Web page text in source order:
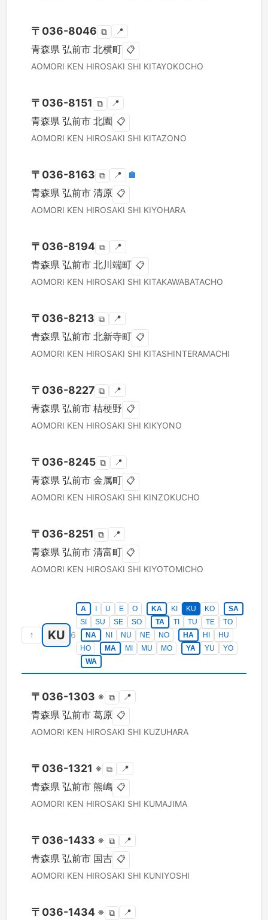
〒 036-8046 ⧉ 📍
青森県 弘前市 北横町 📋
AOMORI KEN HIROSAKI SHI KITAYOKOCHO
〒 036-8151 ⧉ 📍
青森県 弘前市 北園 📋
AOMORI KEN HIROSAKI SHI KITAZONO
〒 036-8163 ⧉ 📍 🏣
青森県 弘前市 清原 📋
AOMORI KEN HIROSAKI SHI KIYOHARA
〒 036-8194 ⧉ 📍
青森県 弘前市 北川端町 📋
AOMORI KEN HIROSAKI SHI KITAKAWABATACHO
〒 036-8213 ⧉ 📍
青森県 弘前市 北新寺町 📋
AOMORI KEN HIROSAKI SHI KITASHINTERAMACHI
〒 036-8227 ⧉ 📍
青森県 弘前市 桔梗野 📋
AOMORI KEN HIROSAKI SHI KIKYONO
〒 036-8245 ⧉ 📍
青森県 弘前市 金属町 📋
AOMORI KEN HIROSAKI SHI KINZOKUCHO
〒 036-8251 ⧉ 📍
青森県 弘前市 清富町 📋
AOMORI KEN HIROSAKI SHI KIYOTOMICHO
↑ KU 6
A U E O KA KI KU KO
SA
SI
SU SE SO TA TI TU TE
TO
NA
NI NU NE NO HA HI
HU
HO
MA MI MU MO YA YU
YO
WA
〒 036-1303 ※ ⧉ 📍
青森県 弘前市 葛原 📋
AOMORI KEN HIROSAKI SHI KUZUHARA
〒 036-1321 ※ ⧉ 📍
青森県 弘前市 熊嶋 📋
AOMORI KEN HIROSAKI SHI KUMAJIMA
〒 036-1433 ※ ⧉ 📍
青森県 弘前市 国吉 📋
AOMORI KEN HIROSAKI SHI KUNIYOSHI
〒 036-1434 ※ ⧉ 📍